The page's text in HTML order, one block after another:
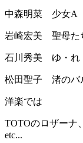
中森明菜 少女A
岩崎宏美 聖母た
石川秀美 ゆ・れ
松田聖子 渚のバ
洋楽では
TOTOのロザーナ
etc...